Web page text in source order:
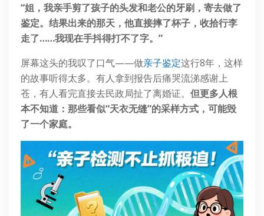
“姐，我亲手剪了孩子的头发和老公的牙刷，寄去做了
鉴定。结果出来的那天，他直接摔了杯子，收拾行李
走了……我现在手抖得打不了字。”
屏幕这头的我叹了口气——做亲子鉴定这行8年，这样
的故事听得太多。有人拿到报告后痛哭流涕感谢上
苍，有人看完直接去民政局扯了离婚证。 但更多人根
本不知道：那些看似“天衣无缝”的采样方式，可能毁
了一个家庭。